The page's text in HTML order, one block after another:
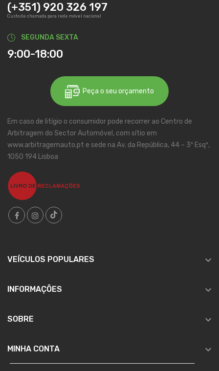
(+351) 920 326 197
Custo de chamada para rede móvel nacional
SEGUNDA SEXTA
9:00-18:00
Peça o seu orçamento
Em caso de litígio o consumidor pode recorrer ao Centro de
Arbitragem do Sector Automóvel, com sítio em
www.arbitragemauto.pt e sede na Av. da República, 44 – 3º Esqº,
1050 194 Lisboa
VEÍCULOS POPULARES 
INFORMAÇÕES 
SOBRE 
MINHA CONTA 